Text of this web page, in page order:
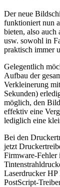
Der neue
funktioniert nun
bieten, also
usw. sowohl in
praktisch immer
Gelegentlich
Aufbau der
Verkleinerung
Sekunden)
möglich, den
effektiv eine
lediglich eine
Bei den
jetzt
Firmware-Fehler
Laserdrucker HP
PostScript-